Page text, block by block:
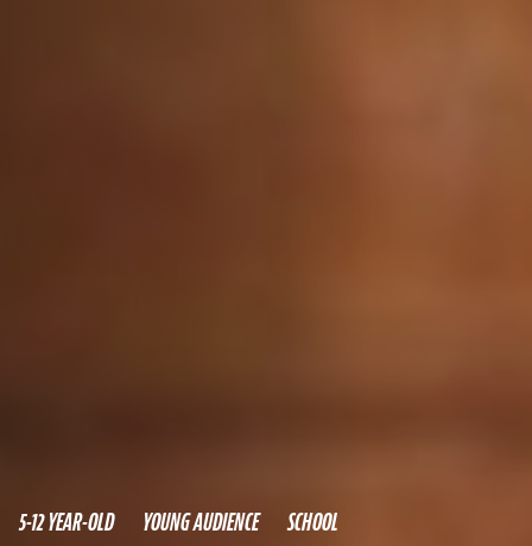
5-12 YEAR-OLD YOUNG AUDIENCE SCHOOL